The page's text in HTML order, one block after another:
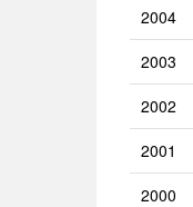
2004
2003
2002
2001
2000